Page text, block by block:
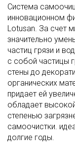
Система
инновационном
Lotusan. За счет
значительно
частиц грязи и
с собой частицы
стены до
органических
придает ей
обладает
степенью
самоочистки.
долгие годы.